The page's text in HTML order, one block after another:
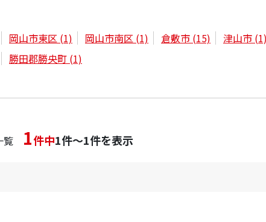
岡山市東区 (1) 岡山市南区 (1) 倉敷市 (15) 津山市 (1)
勝田郡勝央町 (1)
覧 1件中1件～1件を表示